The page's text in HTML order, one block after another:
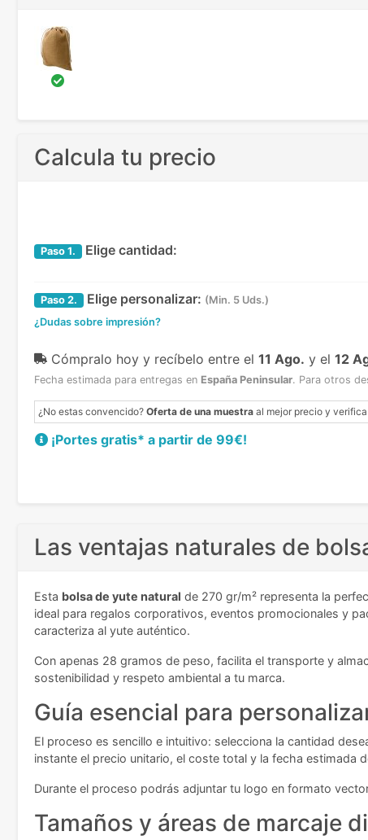
Calcula tu precio
Paso 1. Elige cantidad:
Paso 2. Elige personalizar: (Min. 5 Uds.)
¿Dudas sobre impresión?
Cómpralo hoy y recíbelo entre el 11 Ago. y el 12
Fecha estimada para entregas en España Peninsular. Para otros
¿No estas convencido? Oferta de una muestra al mejor precio y
¡Portes gratis* a partir de 99€!
Las ventajas naturales de
Esta bolsa de yute natural de 270 gr/m² representa la
ideal para regalos corporativos, eventos promocionales y
caracteriza al yute auténtico.
Con apenas 28 gramos de peso, facilita el transporte y
sostenibilidad y respeto ambiental a tu marca.
Guía esencial para
El proceso es sencillo e intuitivo: selecciona la cantidad
instante el precio unitario, el coste total y la fecha
Durante el proceso podrás adjuntar tu logo en formato
Tamaños y áreas de marcaje